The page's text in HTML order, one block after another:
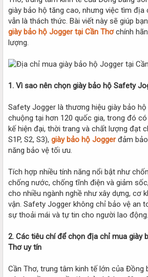
giày bảo hộ tăng cao, nhưng việc tìm địa
vẫn là thách thức. Bài viết này sẽ giúp
giày bảo hộ Jogger tại Cần Thơchính
lượng.
1. Vì sao nên chọn giày bảo hộ Safety
Safety Jogger là thương hiệu giày bảo
chuộng tại hơn 120 quốc gia, trong đó
kế hiện đại, thời trang và chất lượng đạt
S1P, S2, S3), giày bảo hộ Joggerđảm
năng bảo vệ tối ưu.
Tích hợp nhiều tính năng nổi bật như
chống nước, chống tĩnh điện và giảm
cho nhiều ngành nghề như xây dựng, cơ
vận. Safety Jogger không chỉ bảo vệ an
sự thoải mái và tự tin cho người lao động.
2. Các tiêu chí để chọn địa chỉ mua giày
Thơ uy tín
Cần Thơ, trung tâm kinh tế lớn của Đồng